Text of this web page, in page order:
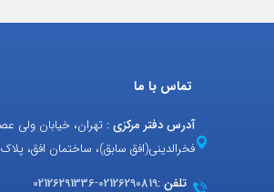
تماس با ما
آدرس دفتر مرکزی : تهران، خیابان ولی
فخرالدینی(افق سابق)، ساختمان افق، پلاک 6، طبقه دوم و سوم
تلفن :02126290819
-
02126291336